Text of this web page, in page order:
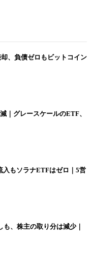
、負債ゼロもビットコイン
｜グレースケールのETF、
入もソラナETFはゼロ｜5営
、株主の取り分は減少｜